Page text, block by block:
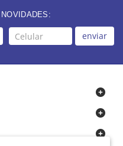
enviar